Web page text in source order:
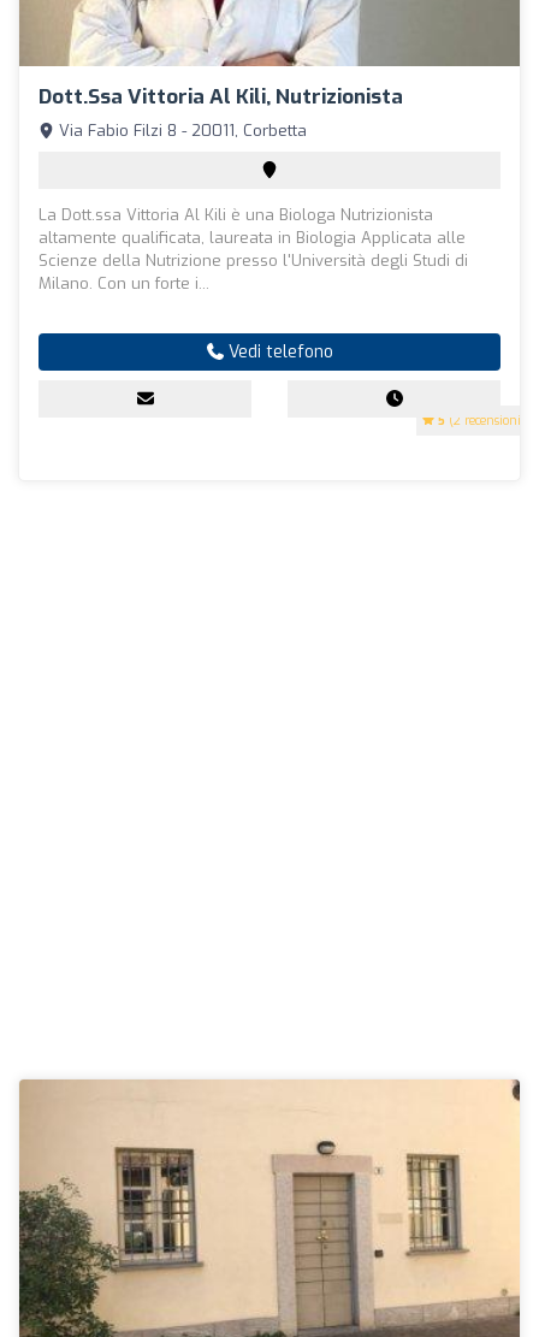
Dott.ssa Vittoria Al Kili, Nutrizionista
5 (2 recensioni)
Via Fabio Filzi 8 - 20011, Corbetta
La Dott.ssa Vittoria Al Kili è una Biologa Nutrizionista
altamente qualificata, laureata in Biologia Applicata alle
Scienze della Nutrizione presso l'Università degli Studi di
Milano. Con un forte i...
Vedi telefono